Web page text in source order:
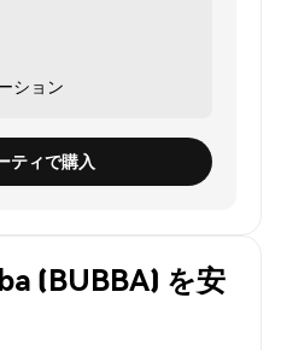
ション
ティで購入
(BUBBA) を安